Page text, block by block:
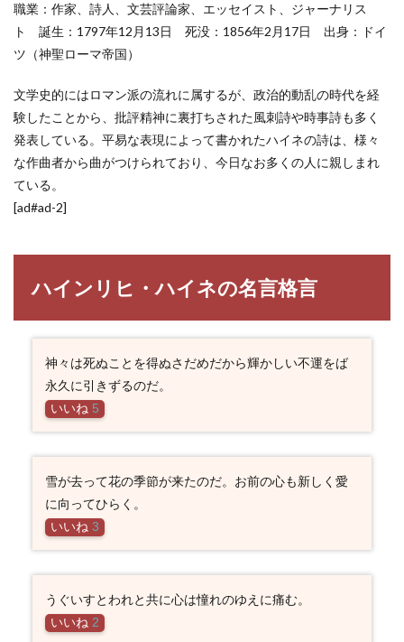
職業：作家、詩人、文芸評論家、エッセイスト、ジャーナリス
ト 誕生：1797年12月13日 死没：1856年2月17日 出身：ドイ
ツ（神聖ローマ帝国）
文学史的にはロマン派の流れに属するが、政治的動乱の時代を経
験したことから、批評精神に裏打ちされた風刺詩や時事詩も多く
発表している。平易な表現によって書かれたハイネの詩は、様々
な作曲者から曲がつけられており、今日なお多くの人に親しまれ
ている。
[ad#ad-2]
ハインリヒ・ハイネの名言格言
神々は死ぬことを得ぬさだめだから輝かしい不運をば
永久に引きずるのだ。
いいね 5
雪が去って花の季節が来たのだ。お前の心も新しく愛
に向ってひらく。
いいね 3
うぐいすとわれと共に心は憧れのゆえに痛む。
いいね 2